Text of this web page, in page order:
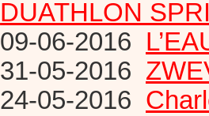
DUATHLON
09-06-2016
31-05-2016
24-05-2016